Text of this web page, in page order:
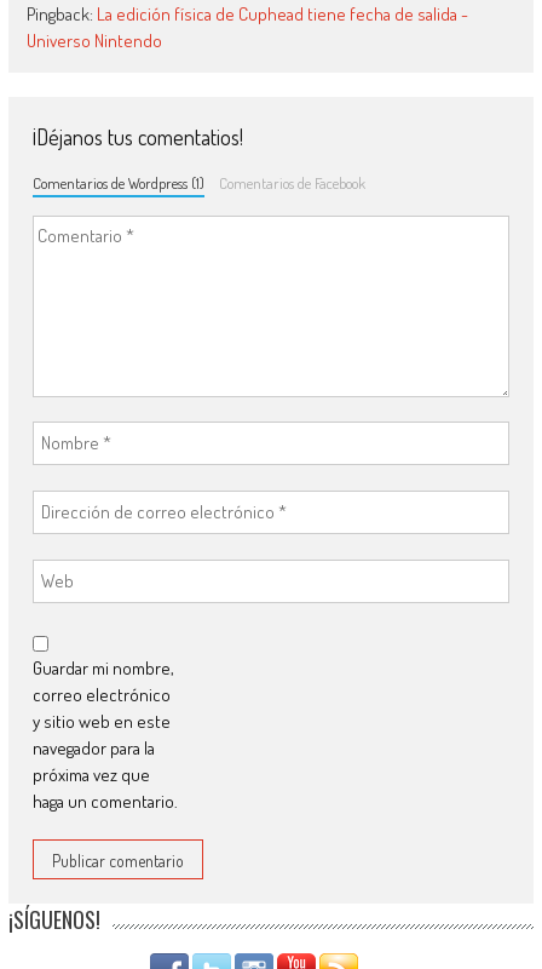
Pingback: La edición física de Cuphead tiene fecha de salida -
Universo Nintendo
¡Déjanos tus comentatios!
Comentarios de Wordpress (1) Comentarios de Facebook
Guardar mi nombre,
correo electrónico
y sitio web en este
navegador para la
próxima vez que
haga un comentario.
¡SÍGUENOS!